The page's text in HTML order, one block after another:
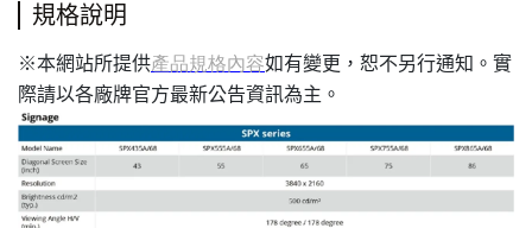
規格說明
※本網站所提供產品規格內容如有變更，恕不另行通知。實
際請以各廠牌官方最新公告資訊為主。